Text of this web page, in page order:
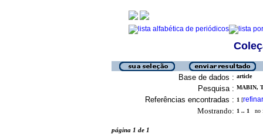
Base de dados : article
Pesquisa : MABIN,
Referências encontradas : 1 [refinar
Mostrando: 1 .. 1 no
página 1 de 1